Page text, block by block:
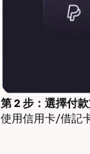
第 2 步：選擇付
使用信用卡/借記